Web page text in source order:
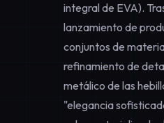
integral de EVA).
lanzamiento de
conjuntos de
refinamiento de
metálico de las
"elegancia